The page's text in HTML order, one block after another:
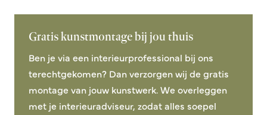
Gratis kunstmontage bij jou thuis
Ben je via een interieurprofessional bij ons
terechtgekomen? Dan verzorgen wij de gratis
montage van jouw kunstwerk. We overleggen
met je interieuradviseur, zodat alles soepel